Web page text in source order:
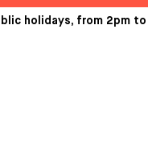
holidays, from 2pm to